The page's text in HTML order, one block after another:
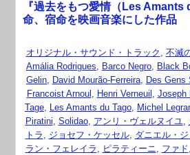
『過去をもつ愛情（Les Amants
命、宿命を映画音楽にした作品
オリジナル・サウンド・トラック , 不滅
Amália Rodrigues, Barco Negro, Black
Gelin, David Mourão-Ferreira, Des Gens
Francoist Arnoul , Henri Verneuil , Joseph
Tage, Les Amants du Tago, Michel
Piratini, Solidao, アンリ・ヴェルヌイユ,
トラ , ジョセフ・ケッセル, ダニエル・
ラン・フェレイラ , ピラティーニ, ファド,